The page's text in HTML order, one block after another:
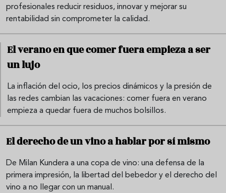
profesionales reducir residuos, innovar y mejorar su
rentabilidad sin comprometer la calidad.
El verano en que comer fuera empieza a ser
un lujo
La inflación del ocio, los precios dinámicos y la presión de
las redes cambian las vacaciones: comer fuera en verano
empieza a quedar fuera de muchos bolsillos.
El derecho de un vino a hablar por sí mismo
De Milan Kundera a una copa de vino: una defensa de la
primera impresión, la libertad del bebedor y el derecho del
vino a no llegar con un manual.